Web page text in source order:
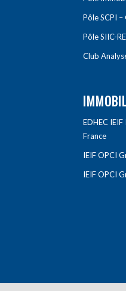
Pôle SCPI –
Pôle SIIC-
Club
EDHEC
France
IEIF OPCI
IEIF OPCI